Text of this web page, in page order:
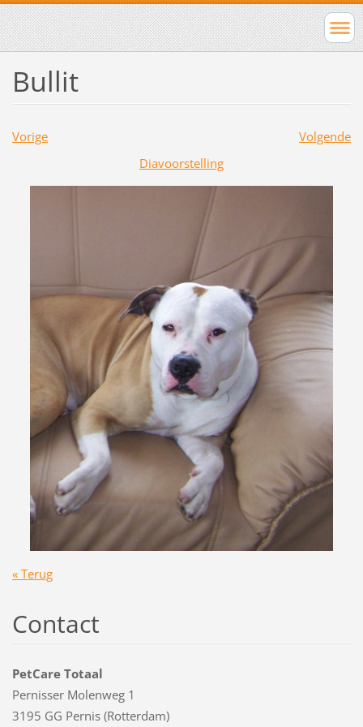
Bullit
Vorige
Volgende
Diavoorstelling
« Terug
Contact
PetCare Totaal
Pernisser Molenweg 1
3195 GG Pernis (Rotterdam)